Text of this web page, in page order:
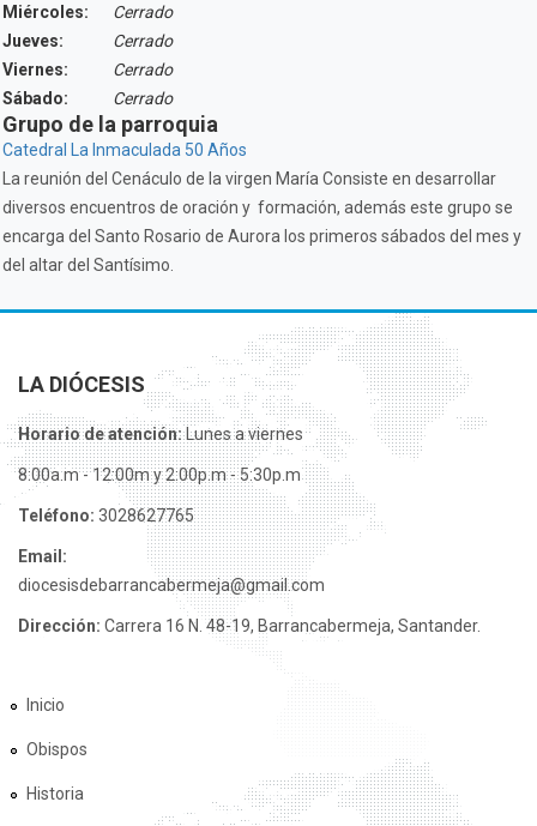
Miércoles:
Cerrado
Jueves:
Cerrado
Viernes:
Cerrado
Sábado:
Cerrado
Grupo de la parroquia
Catedral La Inmaculada 50 Años
La reunión del Cenáculo de la virgen María Consiste en desarrollar
diversos encuentros de oración y formación, además este grupo se
encarga del Santo Rosario de Aurora los primeros sábados del mes y
del altar del Santísimo.
LA DIÓCESIS
Horario de atención:Lunes a viernes
8:00a.m - 12:00m y 2:00p.m - 5:30p.m
Teléfono: 3028627765
Email:
diocesisdebarrancabermeja@gmail.com
Dirección: Carrera 16 N. 48-19, Barrancabermeja, Santander.
Inicio
Obispos
Historia